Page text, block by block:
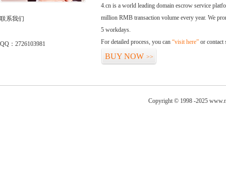
联系我们
QQ：2726103981
4.cn is a world leading domain escrow service
million RMB transaction volume every year. We
5 workdays.
For detailed process, you can “visit here” or contact
BUY NOW >>
Copyright © 1998 -2025